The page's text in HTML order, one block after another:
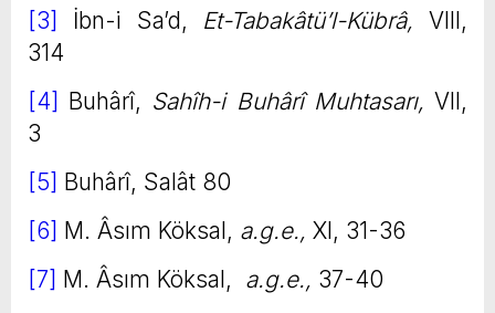
[3]
İbn-i Sa’d, Et-Tabakâtü’l-Kübrâ, VIII,
314
[4] Buhârî, Sahîh-i Buhârî Muhtasarı, VII,
3
[5] Buhârî, Salât 80
[6] M. Âsım Köksal, a.g.e., XI, 31-36
[7] M. Âsım Köksal, a.g.e., 37-40